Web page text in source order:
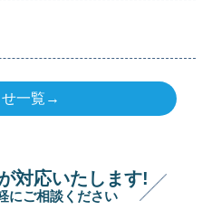
せ一覧→
対応いたします!
にご相談ください